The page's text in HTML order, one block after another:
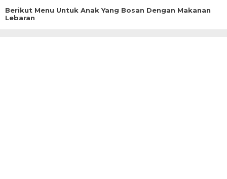
Berikut Menu Untuk Anak Yang Bosan Dengan Makanan
Lebaran